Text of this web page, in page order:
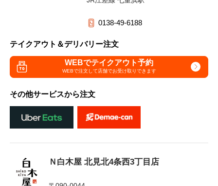
0138-49-6188
テイクアウト＆デリバリー注文
WEBでテイクアウト予約
WEBで注文して店舗でお受け取りできます
その他サービスから注文
Ｎ白木屋 北見北4条西3丁目店